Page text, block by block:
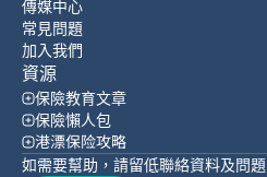
傳媒中心
常見問題
加入我們
資源
保險教育文章
保險懶人包
港漂保险攻略
如需要幫助，請留低聯絡資料及問題